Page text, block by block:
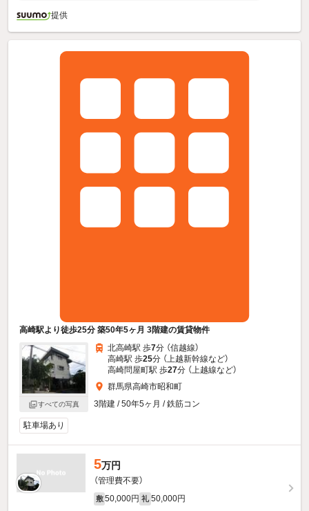
提供
高崎駅より徒歩25分 築50年5ヶ月 3階建の賃貸物件
すべての写真
北高崎駅 歩7分 （信越線）
高崎駅 歩25分 （上越新幹線など）
高崎問屋町駅 歩27分 （上越線など）
群馬県高崎市昭和町
3階建 / 50年5ヶ月 / 鉄筋コン
駐車場あり
5万円
（管理費不要）
敷 50,000円 礼 50,000円